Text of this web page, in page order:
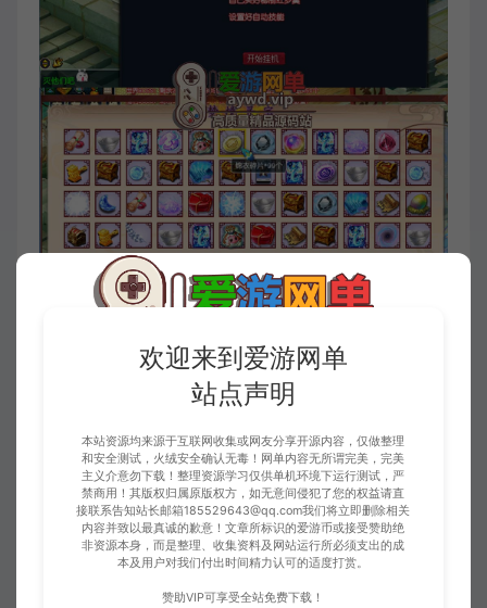
欢迎来到爱游网单
站点声明
本站资源均来源于互联网收集或网友分享开源内容，仅做整理
和安全测试，火绒安全确认无毒！网单内容无所谓完美，完美
主义介意勿下载！整理资源学习仅供单机环境下运行测试，严
禁商用！其版权归属原版权方，如无意间侵犯了您的权益请直
接联系告知站长邮箱185529643@qq.com我们将立即删除相关
内容并致以最真诚的歉意！文章所标识的爱游币或接受赞助绝
非资源本身，而是整理、收集资料及网站运行所必须支出的成
本及用户对我们付出时间精力认可的适度打赏。
赞助VIP可享受全站免费下载！